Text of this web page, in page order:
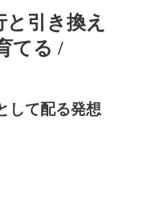
と引き換え
てる /
して配る発想